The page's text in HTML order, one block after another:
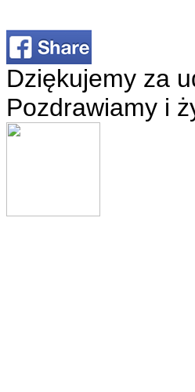
Dziękujemy za
Pozdrawiamy i